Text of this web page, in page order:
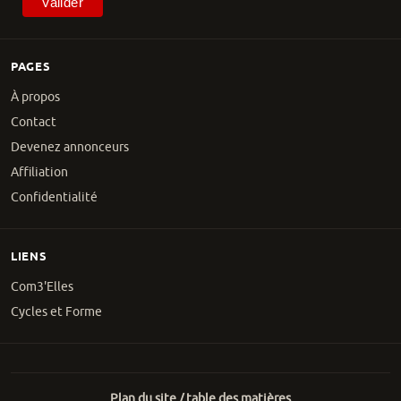
PAGES
À propos
Contact
Devenez annonceurs
Affiliation
Confidentialité
LIENS
Com3'Elles
Cycles et Forme